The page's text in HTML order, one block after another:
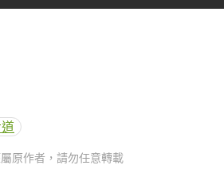
原作者，請勿任意轉載